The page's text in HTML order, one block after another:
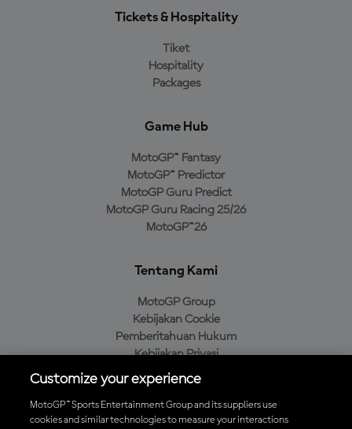
Tickets & Hospitality
Tiket
Hospitality
Packages
Game Hub
MotoGP™ Fantasy
MotoGP™ Predictor
MotoGP Guru Predict
MotoGP Guru Racing 25/26
MotoGP™26
Tentang Kami
MotoGP Group
Kebijakan Cookie
Pemberitahuan Hukum
Kebijakan Privasi
Kebijakan Pembelian
Customize your experience
MotoGP™ Sports Entertainment Group and its suppliers use
cookies and similar technologies to measure your interactions